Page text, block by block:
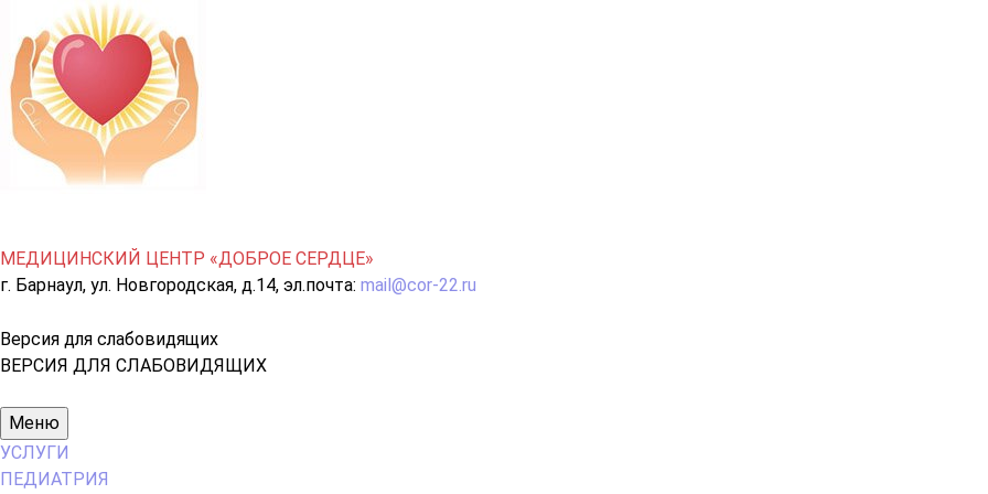
МЕДИЦИНСКИЙ ЦЕНТР «ДОБРОЕ СЕРДЦЕ»
г. Барнаул, ул. Новгородская, д.14, эл.почта: mail@cor-22.ru
Версия для слабовидящих
ВЕРСИЯ ДЛЯ СЛАБОВИДЯЩИХ
Основное
меню
Меню
УСЛУГИ
ПЕДИАТРИЯ